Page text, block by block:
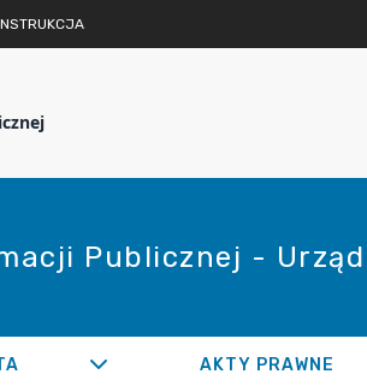
Publicznej -
AKTY PRAWNE